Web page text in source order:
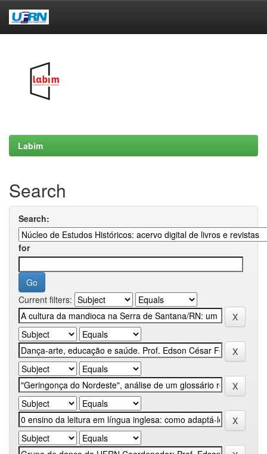
Labim
Search
Search:
for
Current filters: